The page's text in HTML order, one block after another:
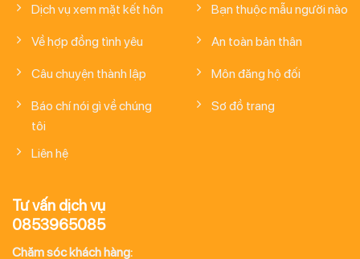
Dịch vụ xem mặt kết hôn
Về hợp đồng tình yêu
Câu chuyện thành lập
Báo chí nói gì về chúng
tôi
Liên hệ
Bạn thuộc mẫu người nào
An toàn bản thân
Môn đăng hộ đối
Sơ đồ trang
Tư vấn dịch vụ
0853965085
Chăm sóc khách hàng: